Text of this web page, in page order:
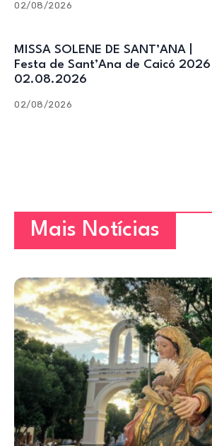
02/08/2026
MISSA SOLENE DE SANT’ANA |
Festa de Sant’Ana de Caicó 2026 |
02.08.2026
02/08/2026
Mais Notícias